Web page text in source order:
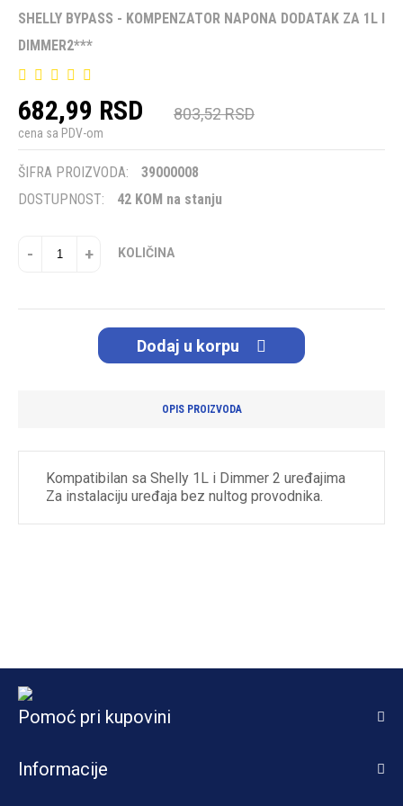
SHELLY BYPASS - KOMPENZATOR NAPONA DODATAK ZA 1L I
DIMMER2***
682,99 RSD 803,52 RSD
cena sa PDV-om
ŠIFRA PROIZVODA:
39000008
DOSTUPNOST:
42 KOM na stanju
- + KOLIČINA
Dodaj u korpu
OPIS PROIZVODA
Kompatibilan sa Shelly 1L i Dimmer 2 uređajima
Za instalaciju uređaja bez nultog provodnika.
Pomoć pri kupovini
Informacije